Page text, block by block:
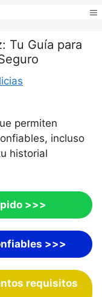
Tu Guía para
permiten
incluso
historial
>>>
>>>
requisitos